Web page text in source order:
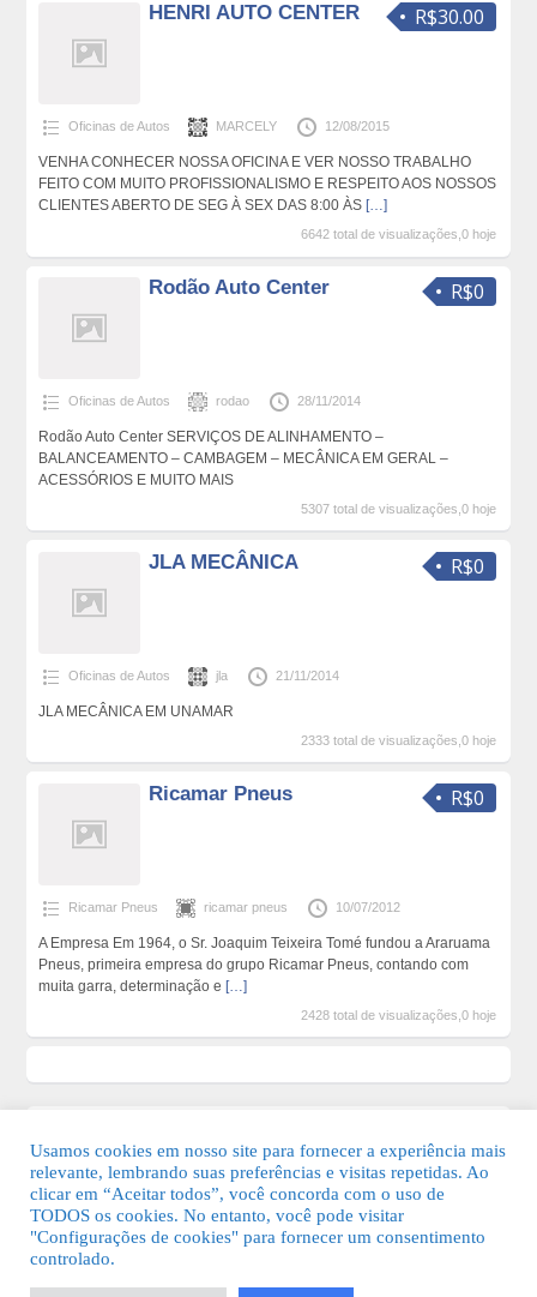
R$30.00
HENRI AUTO CENTER
Oficinas de Autos MARCELY 12/08/2015
VENHA CONHECER NOSSA OFICINA E VER NOSSO TRABALHO
FEITO COM MUITO PROFISSIONALISMO E RESPEITO AOS NOSSOS
CLIENTES ABERTO DE SEG À SEX DAS 8:00 ÀS […]
6642 total de visualizações,0 hoje
R$0
Rodão Auto Center
Oficinas de Autos rodao 28/11/2014
Rodão Auto Center SERVIÇOS DE ALINHAMENTO –
BALANCEAMENTO – CAMBAGEM – MECÂNICA EM GERAL –
ACESSÓRIOS E MUITO MAIS
5307 total de visualizações,0 hoje
R$0
JLA MECÂNICA
Oficinas de Autos jla 21/11/2014
JLA MECÂNICA EM UNAMAR
2333 total de visualizações,0 hoje
R$0
Ricamar Pneus
Ricamar Pneus ricamar pneus 10/07/2012
A Empresa Em 1964, o Sr. Joaquim Teixeira Tomé fundou a Araruama
Pneus, primeira empresa do grupo Ricamar Pneus, contando com
muita garra, determinação e […]
2428 total de visualizações,0 hoje
© 2026 Guia Fácil Lagos | Guia Comercial Grátis. Todos os direitos
Usamos cookies em nosso site para fornecer a experiência mais
relevante, lembrando suas preferências e visitas repetidas. Ao
clicar em “Aceitar todos”, você concorda com o uso de
TODOS os cookies. No entanto, você pode visitar
"Configurações de cookies" para fornecer um consentimento
controlado.